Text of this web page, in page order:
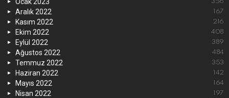
Aralık 2022 167
Kasım 2022 216
Ekim 2022 408
Eylül 2022 389
Ağustos 2022 484
Temmuz 2022 353
Haziran 2022 142
Mayıs 2022 164
Nisan 2022 197